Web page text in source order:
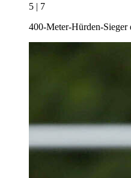
5 | 7
400-Meter-Hürden-